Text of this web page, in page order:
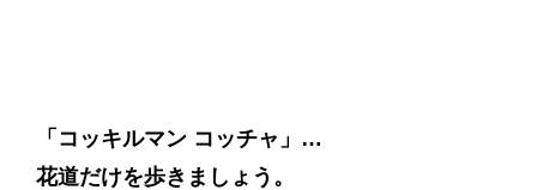
「コッキルマン コッチャ」…
花道だけを歩きましょう。